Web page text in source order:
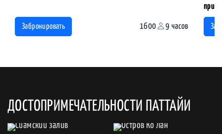
Забронировать 1600 9 часов
ДОСТОПРИМЕЧАТЕЛЬНОСТИ ПАТТАЙИ